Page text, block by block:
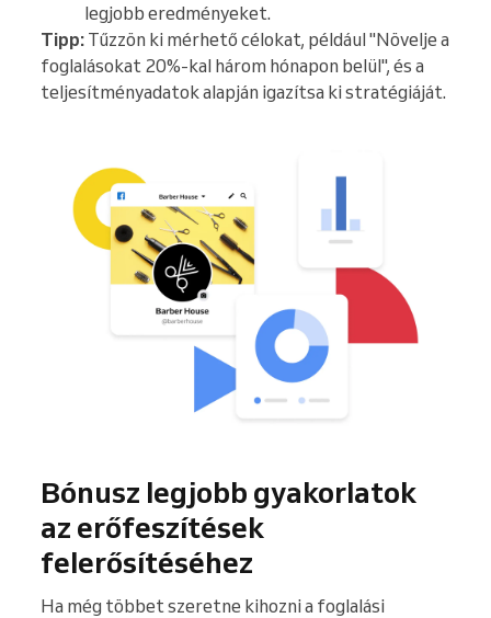
legjobb eredményeket.
Tipp:Tűzzön ki mérhető célokat, például "Növelje a
foglalásokat 20%-kal három hónapon belül", és a
teljesítményadatok alapján igazítsa ki stratégiáját.
Bónusz legjobb gyakorlatok
az erőfeszítések
felerősítéséhez
Ha még többet szeretne kihozni a foglalási